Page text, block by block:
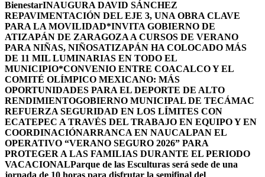
BienestarINAUGURA DAVID SÁNCHEZ
REPAVIMENTACIÓN DEL EJE 3, UNA OBRA CLAVE
PARA LA MOVILIDAD*INVITA GOBIERNO DE
ATIZAPÁN DE ZARAGOZA A CURSOS DE VERANO
PARA NIÑAS, NIÑOSATIZAPÁN HA COLOCADO MÁS
DE 11 MIL LUMINARIAS EN TODO EL
MUNICIPIO*CONVENIO ENTRE COACALCO Y EL
COMITÉ OLÍMPICO MEXICANO: MÁS
OPORTUNIDADES PARA EL DEPORTE DE ALTO
RENDIMIENTOGOBIERNO MUNICIPAL DE TECÁMAC
REFUERZA SEGURIDAD EN LOS LÍMITES CON
ECATEPEC A TRAVÉS DEL TRABAJO EN EQUIPO Y EN
COORDINACIÓNARRANCA EN NAUCALPAN EL
OPERATIVO “VERANO SEGURO 2026” PARA
PROTEGER A LAS FAMILIAS DURANTE EL PERIODO
VACACIONALParque de las Esculturas será sede de una
jornada de 10 horas para disfrutar la semifinal del